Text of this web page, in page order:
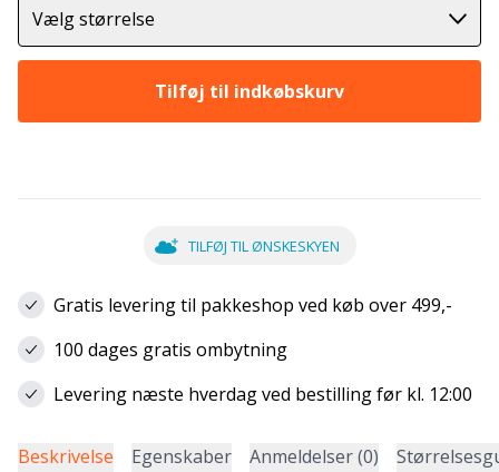
Vælg størrelse
Tilføj til indkøbskurv
TILFØJ TIL ØNSKESKYEN
Gratis levering til pakkeshop ved køb over 499,-
100 dages gratis ombytning
Levering næste hverdag ved bestilling før kl. 12:00
Beskrivelse Egenskaber Anmeldelser (0)